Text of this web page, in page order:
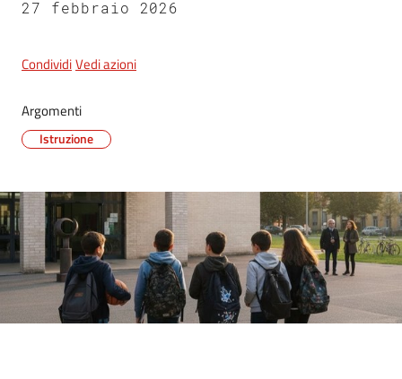
27 febbraio 2026
CondividiVedi azioni
Argomenti
Istruzione